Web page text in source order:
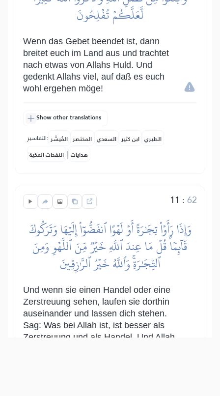
لَّعَلَّكُمۡ تُفۡلِحُونَ
Wenn das Gebet beendet ist, dann
breitet euch im Land aus und trachtet
nach etwas von Allahs Huld. Und
gedenkt Allahs viel, auf daß es euch
wohl ergehen möge!
Show other translations
التفاسير: المُيسَّر المختصر السعدي ابن كثير الطبري
النفحات المكية | هدايات
11 :62
وَإِذَا رَأَوۡاْ تِجَٰرَةً أَوۡ لَهۡوًا ٱنفَضُّوٓاْ إِلَيۡهَا وَتَرَكُوكَ
قَآئِمٗاۚ قُلۡ مَا عِندَ ٱللَّهِ خَيۡرٞ مِّنَ ٱللَّهۡوِ وَمِنَ
ٱلتِّجَٰرَةِۚ وَٱللَّهُ خَيۡرُ ٱلرَّٰزِقِينَ
Und wenn sie einen Handel oder eine
Zerstreuung sehen, laufen sie dorthin
auseinander und lassen dich stehen.
Sag: Was bei Allah ist, ist besser als
Zerstreuung und als Handel. Und Allah